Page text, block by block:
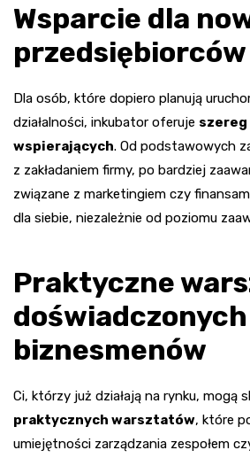
Wsparcie dla
przedsiębiorców
Dla osób, które dopiero planują
działalności, inkubator oferuje
wspierających. Od podstawowych
z zakładaniem firmy, po bardziej
związane z marketingiem czy
dla siebie, niezależnie od poziomu
Praktyczne
doświadczonych
biznesmenów
Ci, którzy już działają na rynku, mogą
praktycznych warsztatów, które
umiejętności zarządzania zespołem